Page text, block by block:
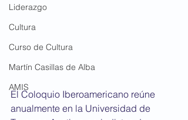
Liderazgo
Cultura
Curso de Cultura
Martín Casillas de Alba
AMIS
El Coloquio Iberoamericano reúne
anualmente en la Universidad de